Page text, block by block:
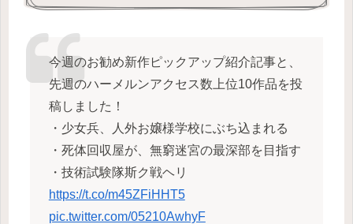
今週のお勧め新作ピックアップ紹介記事と、
先週のハーメルンアクセス数上位10作品を投
稿しました！
・少女兵、人外お嬢様学校にぶち込まれる
・死体回収屋が、無窮迷宮の最深部を目指す
・技術試験隊斯ク戦ヘリ
https://t.co/m45ZFiHHT5
pic.twitter.com/05210AwhyF